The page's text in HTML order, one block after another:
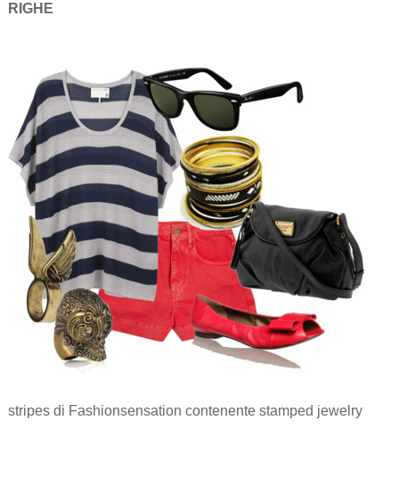
RIGHE
stripes di Fashionsensation contenente stamped jewelry